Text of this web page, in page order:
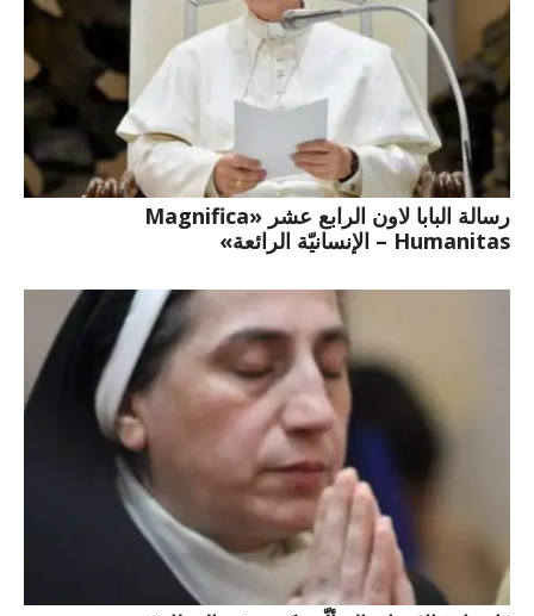
رسالة البابا لاون الرابع عشر «Magnifica
Humanitas – الإنسانيّة الرائعة»